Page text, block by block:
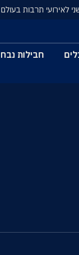
לאירועי תרבות
חבילות